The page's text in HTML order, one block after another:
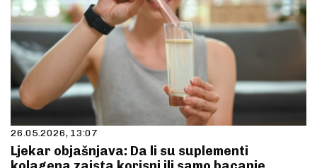
26.05.2026, 13:07
Ljekar objašnjava: Da li su suplementi